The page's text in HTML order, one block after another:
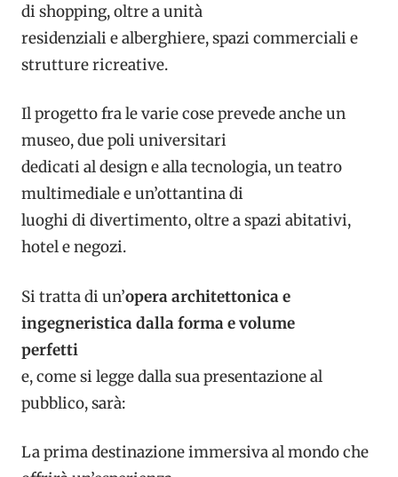
di shopping, oltre a unità
residenziali e alberghiere, spazi commerciali e
strutture ricreative.
Il progetto fra le varie cose prevede anche un
museo, due poli universitari
dedicati al design e alla tecnologia, un teatro
multimediale e un’ottantina di
luoghi di divertimento, oltre a spazi abitativi,
hotel e negozi.
Si tratta di un’opera architettonica e
ingegneristica dalla forma e volume
perfetti
e, come si legge dalla sua presentazione al
pubblico, sarà:
La prima destinazione immersiva al mondo che